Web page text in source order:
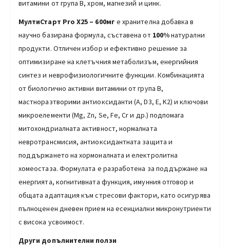
витамини от група В, хром, магнезий и цинк.
МултиСтарт Pro X25 – 600мг е хранителна добавка в
научно базирана формула, съставена от 100%натурални
продукти. Отличен избор и ефективно решение за
оптимизиране на клетъчния метаболизъм, енергийния
синтез и неврофизиологичните функции. Комбинацията
от биологично активни витамини от група B,
мастноразтворими антиоксиданти (A, D3, E, K2) и ключови
микроелементи (Mg, Zn, Se, Fe, Cr и др.) подпомага
митохондриалната активност, нормалната
невротрансмисия, антиоксидантната защита и
поддържането на хормоналната и електролитна
хомеостаза. Формулата е разработена за поддържане на
енергията, когнитивната функция, имунния отговор и
общата адаптация към стресови фактори, като осигурява
пълноценен дневен прием на есенциални микронутриенти
с висока усвоимост.
Други допълнителни ползи